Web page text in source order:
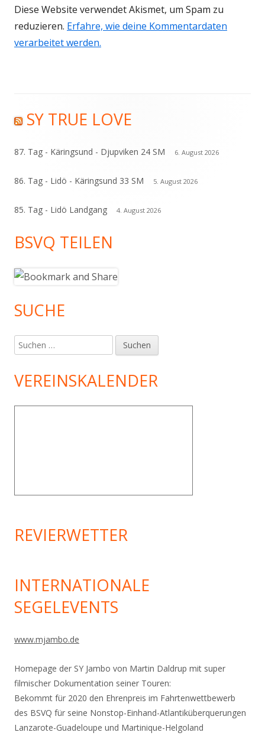
Diese Website verwendet Akismet, um Spam zu
reduzieren. Erfahre, wie deine Kommentardaten
verarbeitet werden.
Haupt-
Seitenleiste
SY TRUE LOVE
87. Tag - Käringsund - Djupviken 24 SM 6. August 2026
86. Tag - Lidö - Käringsund 33 SM 5. August 2026
85. Tag - Lidö Landgang 4. August 2026
BSVQ TEILEN
SUCHE
Suchen
nach:
VEREINSKALENDER
REVIERWETTER
INTERNATIONALE
SEGELEVENTS
www.mjambo.de
Homepage der SY Jambo von Martin Daldrup mit super
filmischer Dokumentation seiner Touren:
Bekommt für 2020 den Ehrenpreis im Fahrtenwettbewerb
des BSVQ für seine Nonstop-Einhand-Atlantiküberquerungen
Lanzarote-Guadeloupe und Martinique-Helgoland